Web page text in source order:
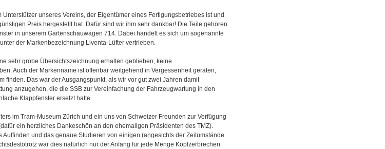
unseres Vereins, der Eigentümer eines Fertigungsbetriebes ist und
Preis hergestellt hat. Dafür sind wir ihm sehr dankbar! Die Teile gehören
in unserem Gartenschauwagen 714. Dabei handelt es sich um sogenannte
der Markenbezeichnung Liventa-Lüfter vertrieben.
sehr grobe Übersichtszeichnung erhalten geblieben, keine
Auch der Markenname ist offenbar weitgehend in Vergessenheit geraten,
finden. Das war der Ausgangspunkt, als wir vor gut zwei Jahren damit
anzugehen, die die SSB zur Vereinfachung der Fahrzeugwartung in den
Klappfenster ersetzt hatte.
im Tram-Museum Zürich und ein uns von Schweizer Freunden zur Verfügung
ein herzliches Dankeschön an den ehemaligen Präsidenten des TMZ).
und das genaue Studieren von einigen (angesichts der Zeitumstände
war dies natürlich nur der Anfang für jede Menge Kopfzerbrechen